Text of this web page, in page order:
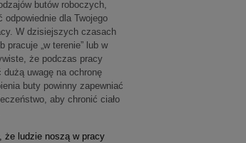
butów roboczych,
odpowiednie dla Twojego
W dzisiejszych czasach
pracuje „w terenie” lub w
że podczas pracy
dużą uwagę na ochronę
buty powinny zapewniać
aby chronić ciało
że ludzie noszą w pracy